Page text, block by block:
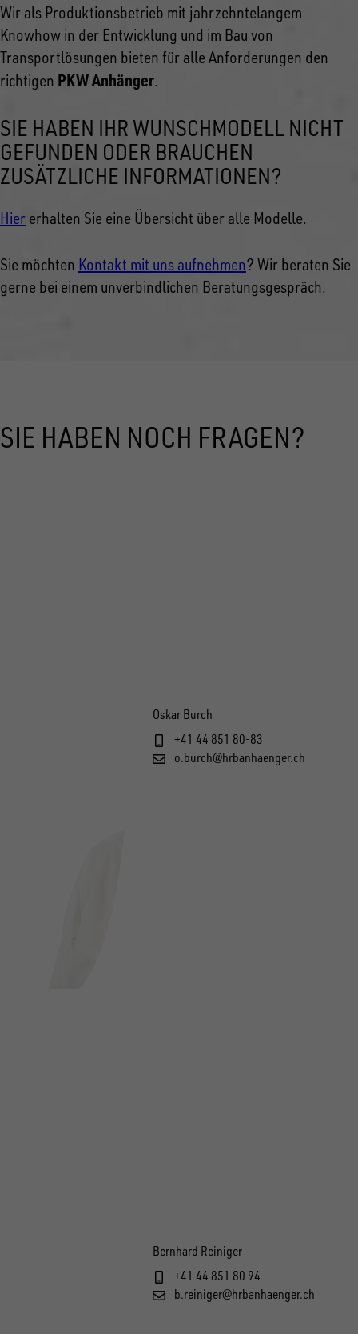
Wir als Produktionsbetrieb mit jahrzehntelangem
Knowhow in der Entwicklung und im Bau von
Transportlösungen bieten für alle Anforderungen den
richtigen PKW Anhänger.
SIE HABEN IHR WUNSCHMODELL NICHT
GEFUNDEN ODER BRAUCHEN
ZUSÄTZLICHE INFORMATIONEN?
Hier erhalten Sie eine Übersicht über alle Modelle.
Sie möchten Kontakt mit uns aufnehmen? Wir beraten Sie
gerne bei einem unverbindlichen Beratungsgespräch.
SIE HABEN NOCH FRAGEN?
Oskar Burch
+41 44 851 80-83
o.burch@hrbanhaenger.ch
Bernhard Reiniger
+41 44 851 80 94
b.reiniger@hrbanhaenger.ch